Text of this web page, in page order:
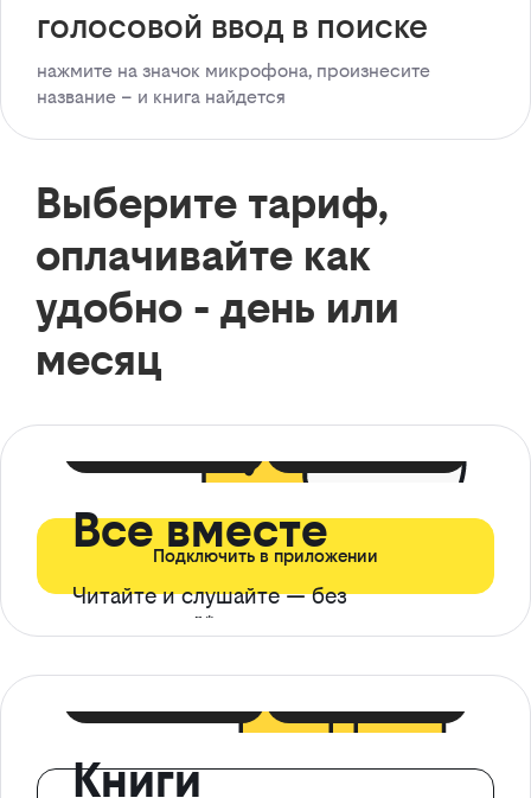
голосовой ввод в поиске
нажмите на значок микрофона, произнесите
название – и книга найдется
Выберите тариф,
оплачивайте как
удобно - день или
месяц
Все вместе
Читайте и слушайте — без
ограничений*
Подключить в приложении
Книги